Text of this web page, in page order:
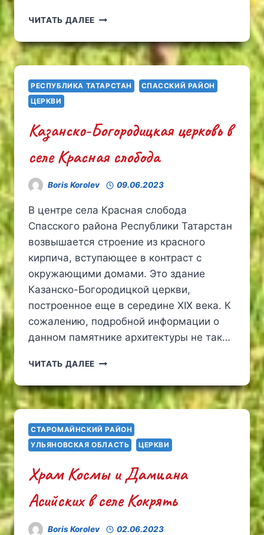
ЧИТАТЬ ДАЛЕЕ ЦЕРКОВЬ
АРХАНГЕЛА
В
СЕЛЕ
СТОЛЫПИНО
ПЕНЗЕНСКОЙ
РЕСПУБЛИКА ТАТАРСТАН
СПАССКИЙ РАЙОН
ЦЕРКВИ
Казанско-Богородицкая церковь в
селе Красная слобода
Boris Korolev 09.06.2023
В центре села Красная слобода
Спасского района Республики Татарстан
возвышается строение из красного
кирпича, вступающее в контраст с
окружающими домами. Это здание
Казанско-Богородицкой церкви,
построенное еще в середине XIX века. К
сожалению, подробной информации о
данном памятнике архитектуры не так…
ЧИТАТЬ ДАЛЕЕ КАЗАНСКО-
ЦЕРКОВЬ
В
СЕЛЕ
КРАСНАЯ
СЛОБОДА
СТАРОМАЙНСКИЙ РАЙОН
УЛЬЯНОВСКАЯ ОБЛАСТЬ
ЦЕРКВИ
Храм Космы и Дамиана
Асийских в селе Кокрять
Boris Korolev 02.06.2023